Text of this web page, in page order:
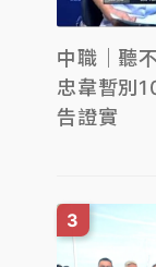
中職｜聽
忠韋暫別
告證實